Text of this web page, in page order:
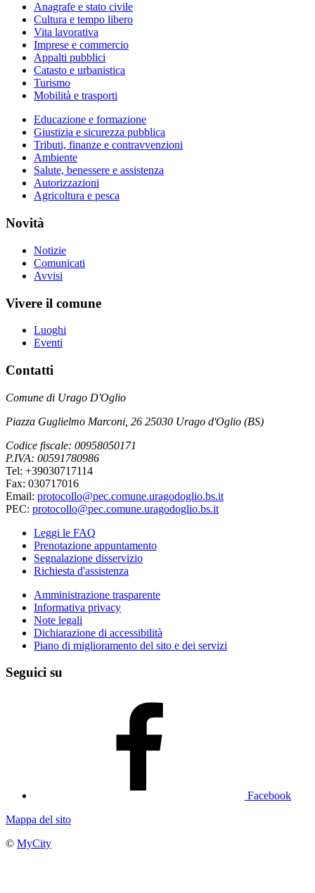
Anagrafe e stato civile
Cultura e tempo libero
Vita lavorativa
Imprese e commercio
Appalti pubblici
Catasto e urbanistica
Turismo
Mobilità e trasporti
Educazione e formazione
Giustizia e sicurezza pubblica
Tributi, finanze e contravvenzioni
Ambiente
Salute, benessere e assistenza
Autorizzazioni
Agricoltura e pesca
Novità
Notizie
Comunicati
Avvisi
Vivere il comune
Luoghi
Eventi
Contatti
Comune di Urago D'Oglio
Piazza Guglielmo Marconi, 26 25030 Urago d'Oglio (BS)
Codice fiscale: 00958050171
P.IVA: 00591780986
Tel: +39030717114
Fax: 030717016
Email: protocollo@pec.comune.uragodoglio.bs.it
PEC: protocollo@pec.comune.uragodoglio.bs.it
Leggi le FAQ
Prenotazione appuntamento
Segnalazione disservizio
Richiesta d'assistenza
Amministrazione trasparente
Informativa privacy
Note legali
Dichiarazione di accessibilità
Piano di miglioramento del sito e dei servizi
Seguici su
Facebook
Mappa del sito
© MyCity